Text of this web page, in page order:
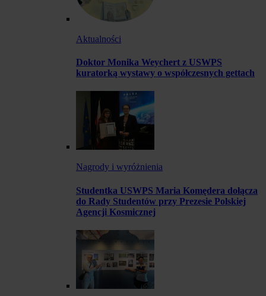
Aktualności
Doktor Monika Weychert z USWPS
kuratorką wystawy o współczesnych gettach
Nagrody i wyróżnienia
Studentka USWPS Maria Komędera dołącza
do Rady Studentów przy Prezesie Polskiej
Agencji Kosmicznej